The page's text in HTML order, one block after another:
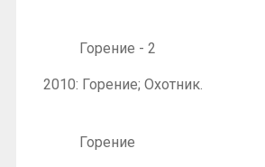
Горение - 2
2010: Горение; Охотник.
Горение